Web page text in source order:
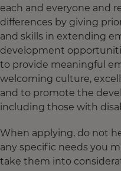
each and everyone and
differences by giving
and skills in extending
development
to provide meaningful
welcoming culture,
and to promote the
including those with
When applying, do not
any specific needs you
take them into